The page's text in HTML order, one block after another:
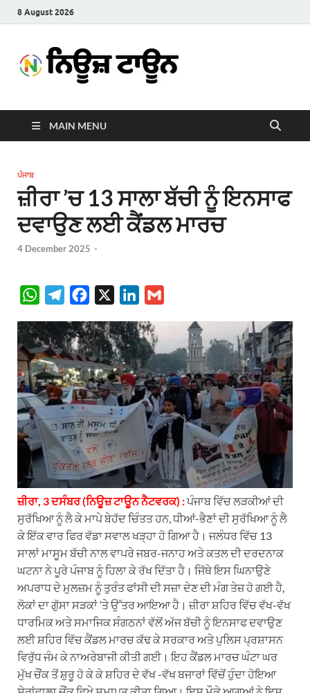
8 August 2026
Town
MAIN MENU
ਪੰਜਾਬ
ਜ਼ੀਰਾ ’ਚ 13 ਸਾਲਾ ਬੱਚੀ ਨੂੰ ਇਨਸਾਫ
ਦਵਾਉਣ ਲਈ ਕੈਂਡਲ ਮਾਰਚ
4 December 2025 -
W
a
t
s
A
p
l
e
g
r
m
c
e
b
o
o
k
n
k
e
d
I
n
i
l
ਜ਼ੀਰਾ, 3 ਦਸੰਬਰ (ਨਿਊਜ਼ ਟਾਊਨ ਨੈਟਵਰਕ) :ਪੰਜਾਬ ਵਿੱਚ ਲੜਕੀਆਂ ਦੀ
ਸੁਰੱਖਿਆ ਨੂੰ ਲੈ ਕੇ ਮਾਪੇ ਬੇਹੱਦ ਚਿੰਤਤ ਹਨ, ਧੀਆਂ-ਭੈਣਾਂ ਦੀ ਸੁਰੱਖਿਆ ਨੂੰ ਲੈ
ਕੇ ਇੱਕ ਵਾਰ ਫਿਰ ਵੱਡਾ ਸਵਾਲ ਖੜ੍ਹਾ ਹੋ ਗਿਆ ਹੈ। ਜਲੰਧਰ ਵਿੱਚ 13
ਸਾਲਾਂ ਮਾਸੂਮ ਬੱਚੀ ਨਾਲ ਵਾਪਰੇ ਜਬਰ-ਜਨਾਹ ਅਤੇ ਕਤਲ ਦੀ ਦਰਦਨਾਕ
ਘਟਨਾ ਨੇ ਪੂਰੇ ਪੰਜਾਬ ਨੂੰ ਹਿਲਾ ਕੇ ਰੱਖ ਦਿੱਤਾ ਹੈ। ਜਿੱਥੇ ਇਸ ਘਿਨਾਉਣੇ
ਅਪਰਾਧ ਦੇ ਮੁਲਜ਼ਮ ਨੂੰ ਤੁਰੰਤ ਫਾਂਸੀ ਦੀ ਸਜ਼ਾ ਦੇਣ ਦੀ ਮੰਗ ਤੇਜ਼ ਹੋ ਗਈ ਹੈ,
ਲੋਕਾਂ ਦਾ ਗੁੱਸਾ ਸੜਕਾਂ ‘ਤੇ ਉੱਤਰ ਆਇਆ ਹੈ। ਜ਼ੀਰਾ ਸ਼ਹਿਰ ਵਿੱਚ ਵੱਖ-ਵੱਖ
ਧਾਰਮਿਕ ਅਤੇ ਸਮਾਜਿਕ ਸੰਗਠਨਾਂ ਵੱਲੋਂ ਅੱਜ ਬੱਚੀ ਨੂੰ ਇਨਸਾਫ ਦਵਾਉਣ
ਲਈ ਸ਼ਹਿਰ ਵਿੱਚ ਕੈਂਡਲ ਮਾਰਚ ਕੱਢ ਕੇ ਸਰਕਾਰ ਅਤੇ ਪੁਲਿਸ ਪ੍ਰਸ਼ਾਸਨ
ਵਿਰੁੱਧ ਜੰਮ ਕੇ ਨਾਅਰੇਬਾਜੀ ਕੀਤੀ ਗਈ। ਇਹ ਕੈਂਡਲ ਮਾਰਚ ਘੰਟਾ ਘਰ
ਮੁੱਖ ਚੌਂਕ ਤੋਂ ਸ਼ੁਰੂ ਹੋ ਕੇ ਕੇ ਸ਼ਹਿਰ ਦੇ ਵੱਖ -ਵੱਖ ਬਜਾਰਾਂ ਵਿੱਚੋਂ ਹੁੰਦਾ ਹੋਇਆ